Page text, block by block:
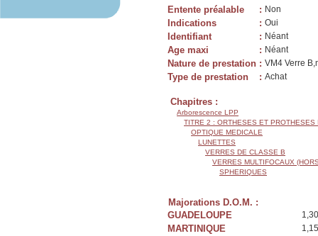
Entente préalable : Non
Indications : Oui
Identifiant : Néant
Age maxi : Néant
Nature de prestation : VM4 Verre
Type de prestation : Achat
Chapitres :
Arborescence LPP
TITRE 2 : ORTHESES ET PROTHESES
OPTIQUE MEDICALE
LUNETTES
VERRES DE CLASSE B
VERRES MULTIFOCAUX
SPHERIQUES
Majorations D.O.M. :
GUADELOUPE
MARTINIQUE